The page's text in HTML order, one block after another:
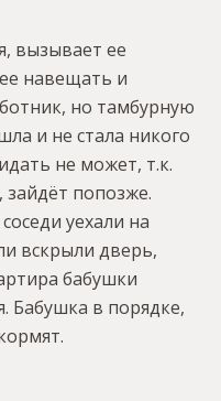
вызывает ее
навещать и
но тамбурную
и не стала никого
не может, т.к.
попозже.
уехали на
вскрыли дверь,
бабушки
Бабушка в порядке,